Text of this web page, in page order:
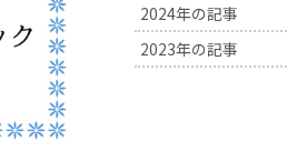
2024年の記事
2023年の記事